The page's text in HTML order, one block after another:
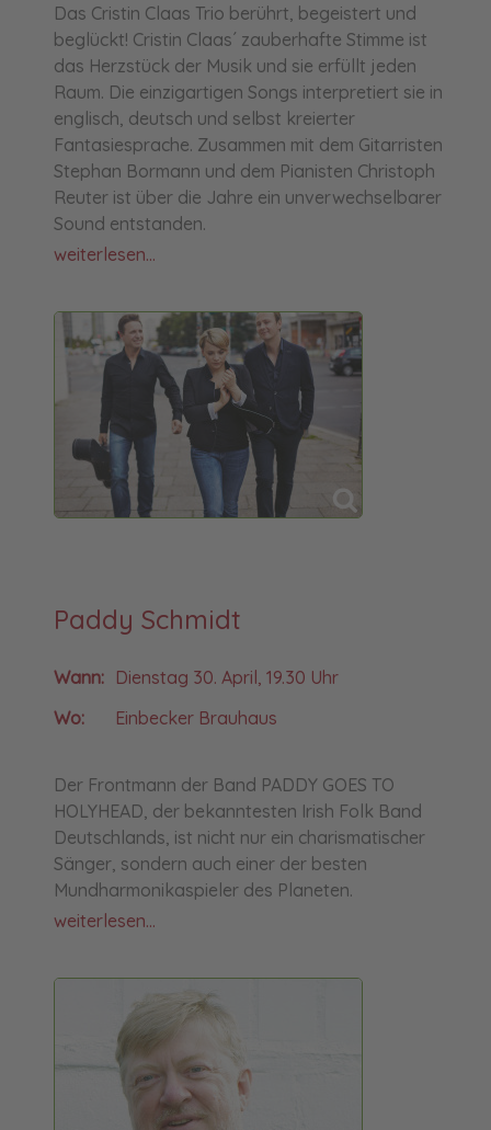
Das Cristin Claas Trio berührt, begeistert und
beglückt! Cristin Claas´ zauberhafte Stimme ist
das Herzstück der Musik und sie erfüllt jeden
Raum. Die einzigartigen Songs interpretiert sie in
englisch, deutsch und selbst kreierter
Fantasiesprache. Zusammen mit dem Gitarristen
Stephan Bormann und dem Pianisten Christoph
Reuter ist über die Jahre ein unverwechselbarer
Sound entstanden.
weiterlesen...
Paddy Schmidt
Wann: Dienstag 30. April, 19.30 Uhr
Wo:
Einbecker Brauhaus
Der Frontmann der Band PADDY GOES TO
HOLYHEAD, der bekanntesten Irish Folk Band
Deutschlands, ist nicht nur ein charismatischer
Sänger, sondern auch einer der besten
Mundharmonikaspieler des Planeten.
weiterlesen...